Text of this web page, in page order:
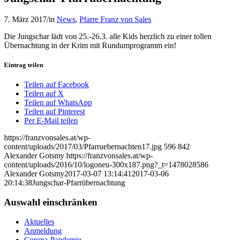
7. März 2017/in News, Pfarre Franz von Sales
Die Jungschar lädt von 25.-26.3. alle Kids herzlich zu einer tollen
Übernachtung in der Krim mit Rundumprogramm ein!
Eintrag teilen
Teilen auf Facebook
Teilen auf X
Teilen auf WhatsApp
Teilen auf Pinterest
Per E-Mail teilen
https://franzvonsales.at/wp-
content/uploads/2017/03/Pfarruebernachten17.jpg 596 842
Alexander Gotsmy https://franzvonsales.at/wp-
content/uploads/2016/10/logoneu-300x187.png?_t=1478028586
Alexander Gotsmy2017-03-07 13:14:41 2017-03-06
20:14:38Jungschar-Pfarrübernachtung
Auswahl einschränken
Aktuelles
Anmeldung